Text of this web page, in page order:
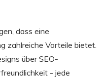
dass eine
zahlreiche Vorteile bietet.
über SEO-
- jede